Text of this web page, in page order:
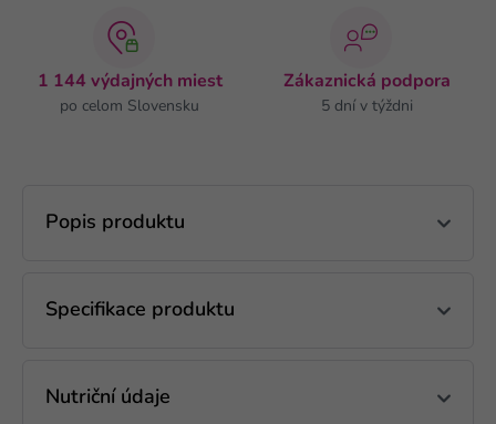
1 144 výdajných miest
po celom Slovensku
Zákaznická podpora
5 dní v týždni
Popis produktu
Specifikace produktu
Nutriční údaje